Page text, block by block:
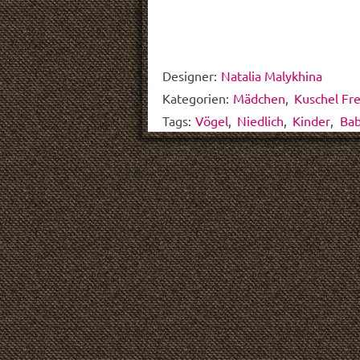
Designer: Natalia Malykhina
Kategorien: Mädchen
Kuschel
Tags: Vögel Niedlich Kinder